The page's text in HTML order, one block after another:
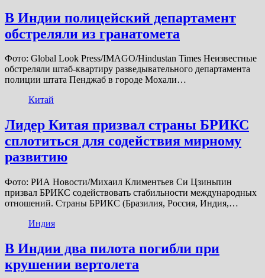
В Индии полицейский департамент
обстреляли из гранатомета
Фото: Global Look Press/IMAGO/Hindustan Times Неизвестные
обстреляли штаб-квартиру разведывательного департамента
полиции штата Пенджаб в городе Мохали…
Китай
Лидер Китая призвал страны БРИКС
сплотиться для содействия мирному
развитию
Фото: РИА Новости/Михаил Климентьев Си Цзиньпин
призвал БРИКС содействовать стабильности международных
отношений. Страны БРИКС (Бразилия, Россия, Индия,…
Индия
В Индии два пилота погибли при
крушении вертолета